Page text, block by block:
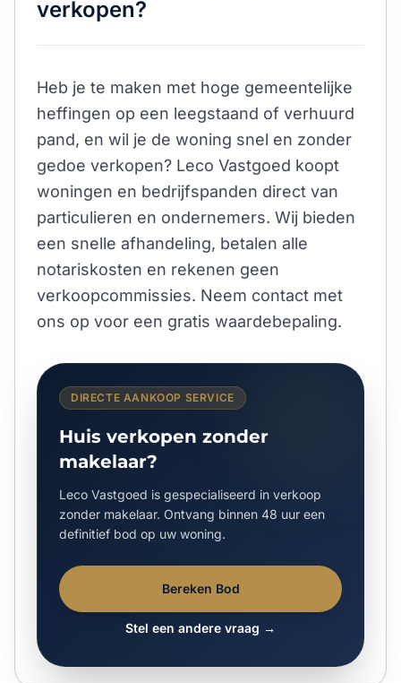
verkopen?
Heb je te maken met hoge gemeentelijke
heffingen op een leegstaand of verhuurd
pand, en wil je de woning snel en zonder
gedoe verkopen? Leco Vastgoed koopt
woningen en bedrijfspanden direct van
particulieren en ondernemers. Wij bieden
een snelle afhandeling, betalen alle
notariskosten en rekenen geen
verkoopcommissies. Neem contact met
ons op voor een gratis waardebepaling.
DIRECTE AANKOOP SERVICE
Huis verkopen zonder
makelaar?
Leco Vastgoed is gespecialiseerd in verkoop
zonder makelaar. Ontvang binnen 48 uur een
definitief bod op uw woning.
Bereken Bod
Stel een andere vraag →